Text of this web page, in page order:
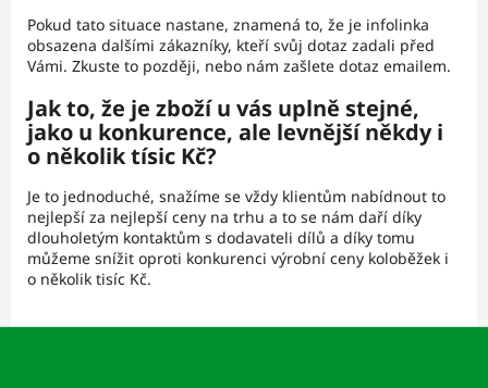
Pokud tato situace nastane, znamená to, že je infolinka
obsazena dalšími zákazníky, kteří svůj dotaz zadali před
Vámi. Zkuste to později, nebo nám zašlete dotaz emailem.
Jak to, že je zboží u vás uplně stejné,
jako u konkurence, ale levnější někdy i
o několik tísic Kč?
Je to jednoduché, snažíme se vždy klientům nabídnout to
nejlepší za nejlepší ceny na trhu a to se nám daří díky
dlouholetým kontaktům s dodavateli dílů a díky tomu
můžeme snížit oproti konkurenci výrobní ceny koloběžek i
o několik tisíc Kč.
Z